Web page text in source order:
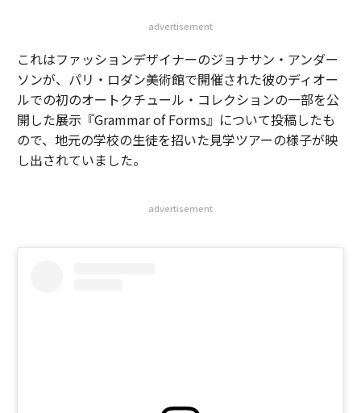
advertisement
これはファッションデザイナーのジョナサン・アンダー
ソンが、パリ・ロダン美術館で開催された彼のディオー
ルでの初のオートクチュール・コレクションの一部を公
開した展示『Grammar of Forms』について投稿したも
ので、地元の学校の生徒を招いた見学ツアーの様子が映
し出されていました。
advertisement